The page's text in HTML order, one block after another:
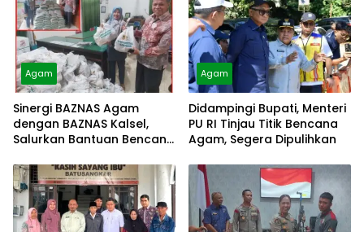
Agam
Sinergi BAZNAS Agam
dengan BAZNAS Kalsel,
Salurkan Bantuan Bencana
Agam
Didampingi Bupati, Menteri
PU RI Tinjau Titik Bencana
Agam, Segera Dipulihkan